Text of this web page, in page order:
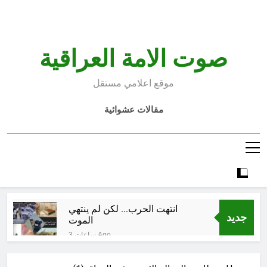
صوت الامة العراقية
موقع اعلامي مستقل
مقالات عشوائية
جديد
انتهت الحرب… لكن لم ينتهي
الموت
3 ساعات Ago